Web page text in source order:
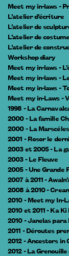
Meet my in-laws -
L’atelier d’écriture
L’atelier de
L’atelier de
L’atelier de
Workshop diary
Meet my in-laws -
Meet my in-laws -
Meet my in-laws -
Meet my in-Laws -
1998 - La
2000 - La famille
2000 - La
2001 - Rosor le
2003 et 2005 - La
2003 - Le Fleuve
2005 - Une Grande
2007 à 2011 -
2008 à 2010 -
2010 - Meet my In-
2010 et 2011 - Ka
2010 - Janelas para
2011 - Déroutes
2012 - Ancestors in
2012 - La